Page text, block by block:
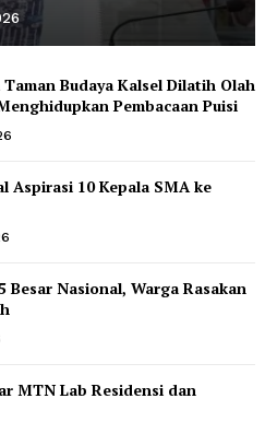
Budaya Kalsel Dilatih Olah
Pembacaan Puisi
Aspirasi 10 Kepala SMA ke
Besar Nasional, Warga Rasakan
MTN Lab Residensi dan